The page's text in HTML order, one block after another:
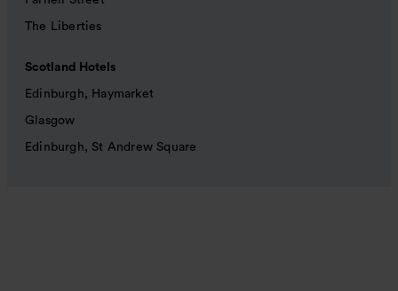
The Liberties
Scotland Hotels
Edinburgh, Haymarket
Glasgow
Edinburgh, St Andrew Square